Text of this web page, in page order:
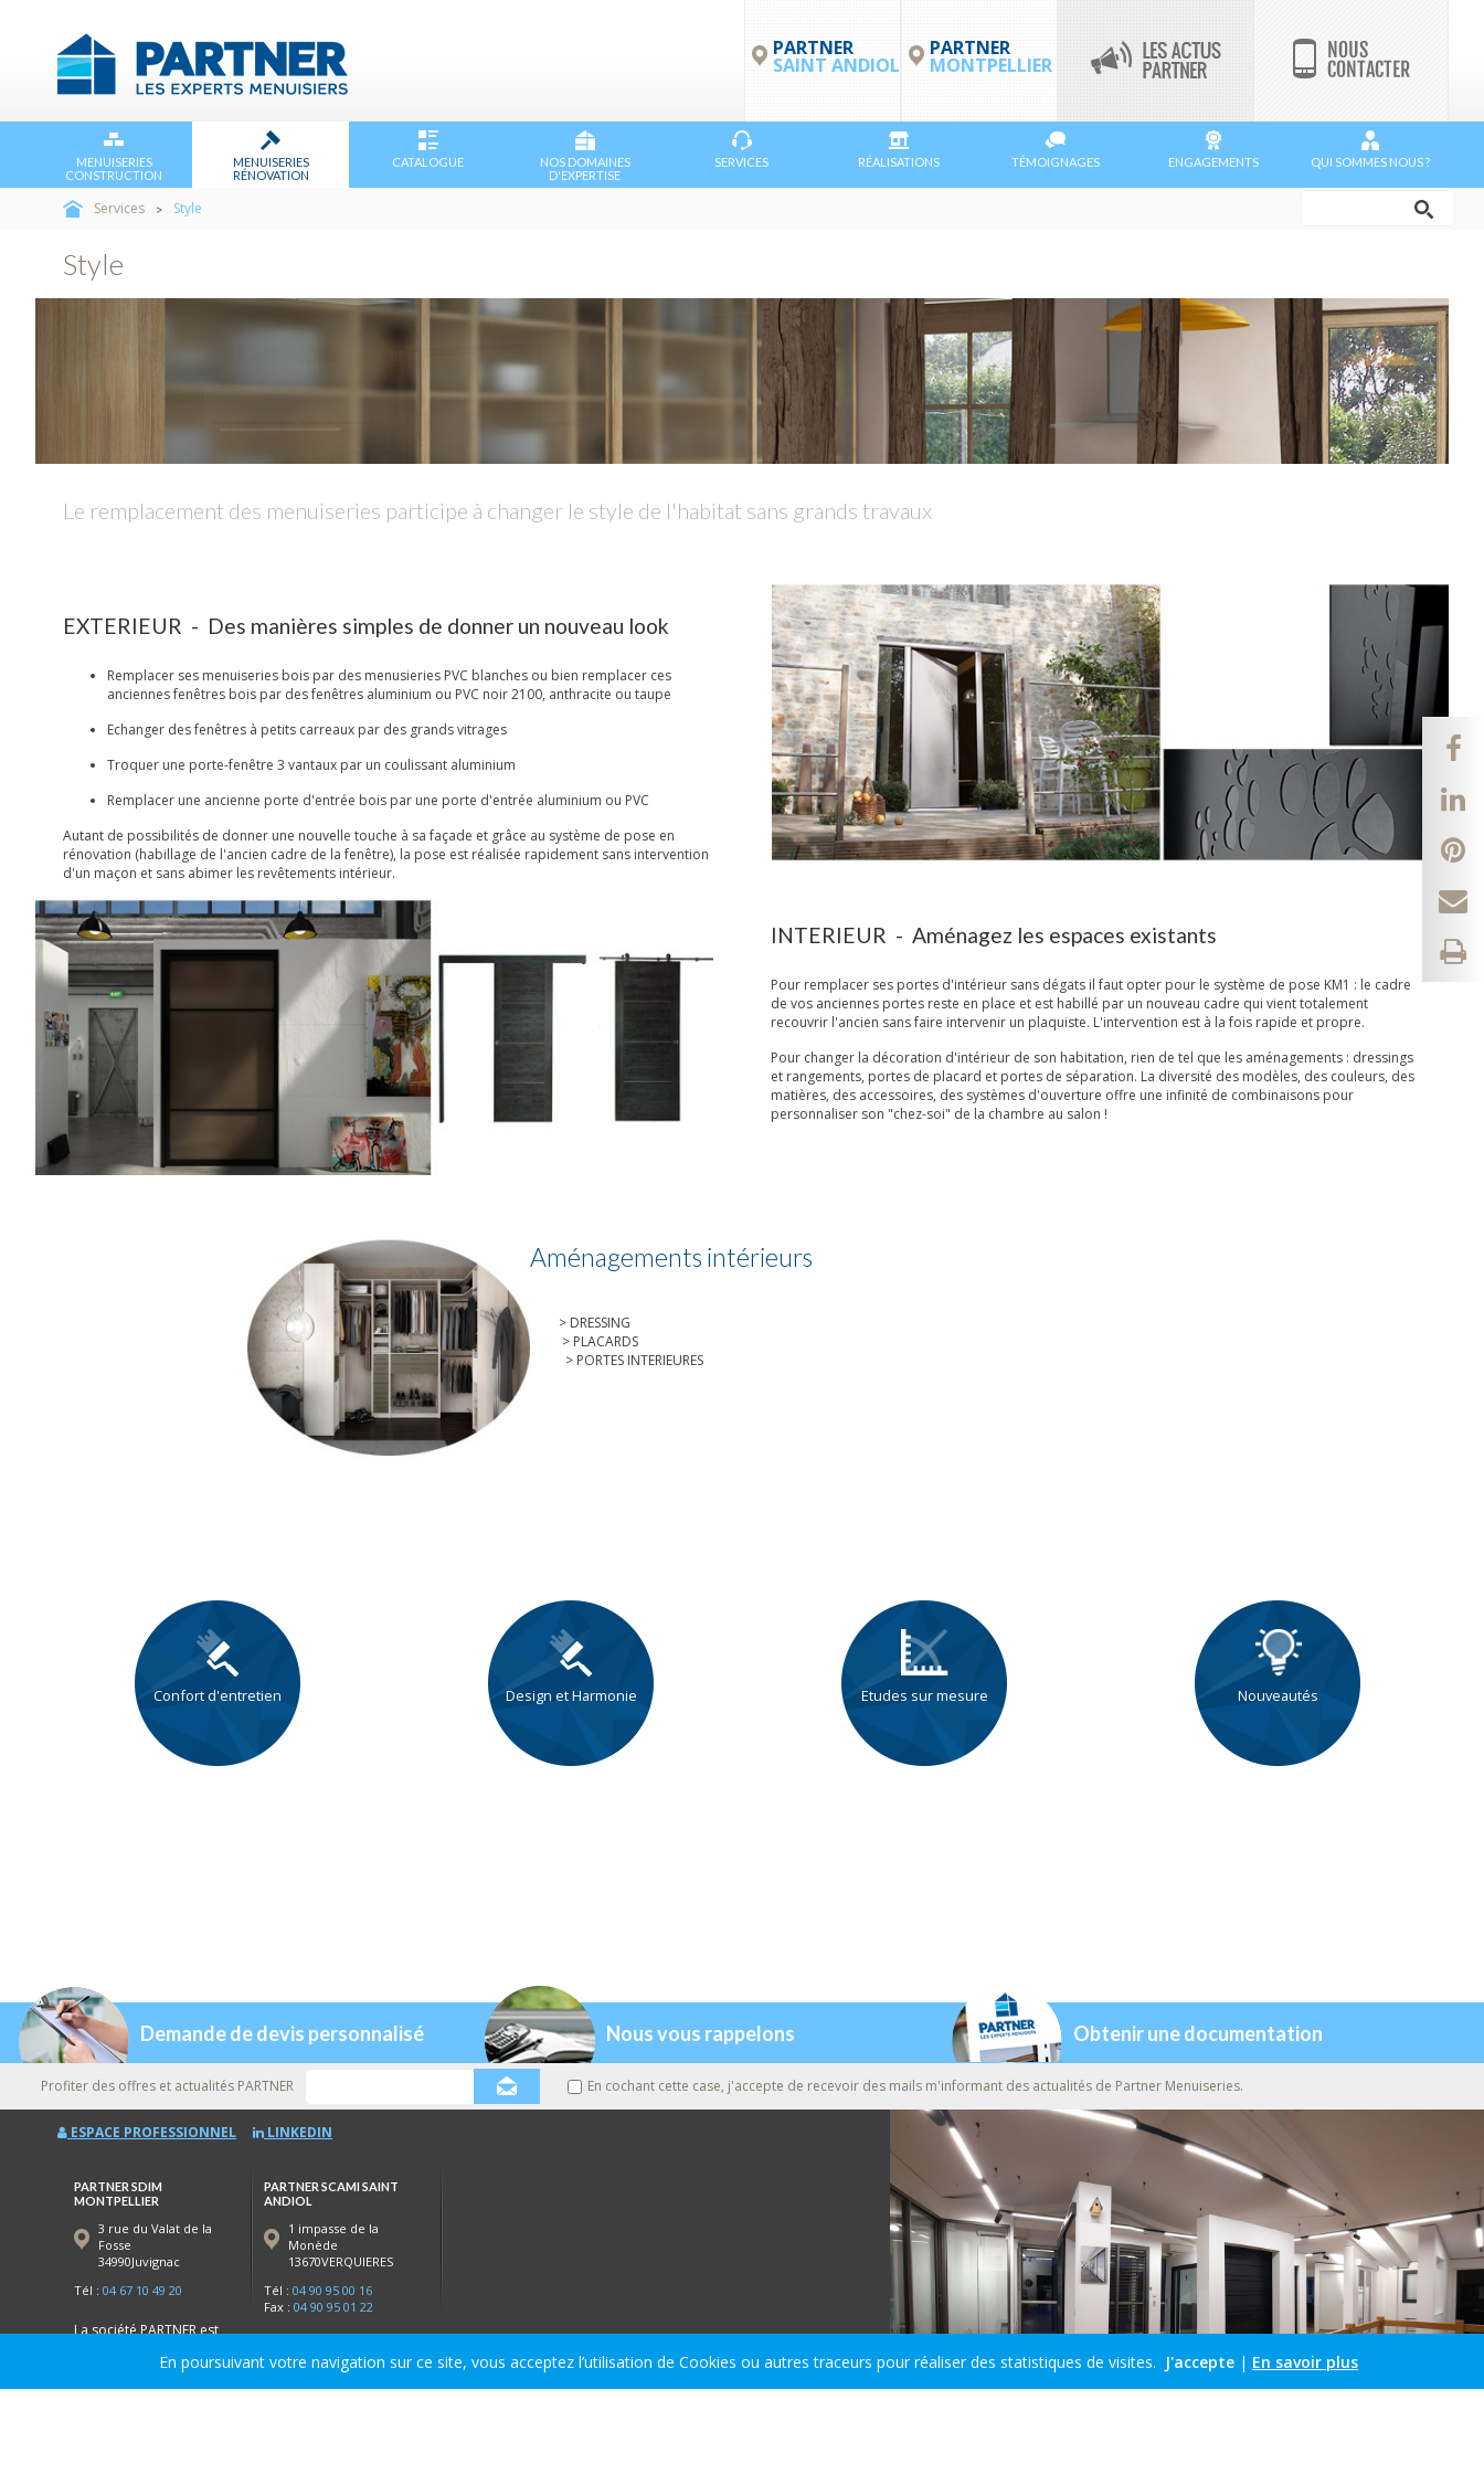
PARTNER
MONTPELLIER
PARTNER
SAINT ANDIOL
MENUISERIES
CONSTRUCTION
MENUISERIES
RÉNOVATION
CATALOGUE
NOS DOMAINES
D'EXPERTISE
SERVICES RÉALISATIONS TÉMOIGNAGES ENGAGEMENTS QUI SOMMES NOUS ?
Services > Style
recherche
Style
Le remplacement des menuiseries participe à changer le style de l'habitat sans grands travaux
EXTERIEUR - Des manières simples de donner un nouveau look
Remplacer ses menuiseries bois par des menusieries PVC blanches ou bien remplacer ces
anciennes fenêtres bois par des fenêtres aluminium ou PVC noir 2100, anthracite ou taupe
Echanger des fenêtres à petits carreaux par des grands vitrages
Troquer une porte-fenêtre 3 vantaux par un coulissant aluminium
Remplacer une ancienne porte d'entrée bois par une porte d'entrée aluminium ou PVC
Autant de possibilités de donner une nouvelle touche à sa façade et grâce au système de pose en
rénovation (habillage de l'ancien cadre de la fenêtre), la pose est réalisée rapidement sans intervention
d'un maçon et sans abimer les revêtements intérieur.
INTERIEUR - Aménagez les espaces existants
Pour remplacer ses portes d'intérieur sans dégats il faut opter pour le système de pose KM1 : le cadre
de vos anciennes portes reste en place et est habillé par un nouveau cadre qui vient totalement
recouvrir l'ancien sans faire intervenir un plaquiste. L'intervention est à la fois rapide et propre.
Pour changer la décoration d'intérieur de son habitation, rien de tel que les aménagements : dressings
et rangements, portes de placard et portes de séparation. La diversité des modèles, des couleurs, des
matières, des accessoires, des systèmes d'ouverture offre une infinité de combinaisons pour
personnaliser son "chez-soi" de la chambre au salon !
Aménagements intérieurs
> DRESSING
> PLACARDS
> PORTES INTERIEURES
Confort d'entretien Design et Harmonie Etudes sur mesure Nouveautés
Demande de devis personnalisé Nous vous rappelons Obtenir une documentation
Profiter des offres et actualités PARTNER En cochant cette case, j'accepte de recevoir des mails m'informant des actualités de Partner Menuiseries.
ESPACE PROFESSIONNEL LINKEDIN
PARTNER SDIM
MONTPELLIER
3 rue du Valat de la
Fosse
34990Juvignac
Tél :04 67 10 49 20
La société PARTNER est
fabrication, la distribution
et le stock de menuiseries
PARTNER SCAMI SAINT
ANDIOL
1 impasse de la
Monède
13670VERQUIERES
Tél :04 90 95 00 16
Fax :04 90 95 01 22
Saint Andiol est experte
En poursuivant votre navigation sur ce site, vous acceptez l’utilisation de Cookies ou autres traceurs pour réaliser des statistiques de visites. J'accepte | En savoir plus